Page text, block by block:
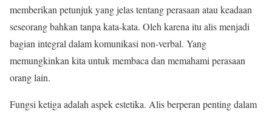
memberikan petunjuk yang jelas tentang perasaan atau keadaan
seseorang bahkan tanpa kata-kata. Oleh karena itu alis menjadi
bagian integral dalam komunikasi non-verbal. Yang
memungkinkan kita untuk membaca dan memahami perasaan
orang lain.
Fungsi ketiga adalah aspek estetika. Alis berperan penting dalam